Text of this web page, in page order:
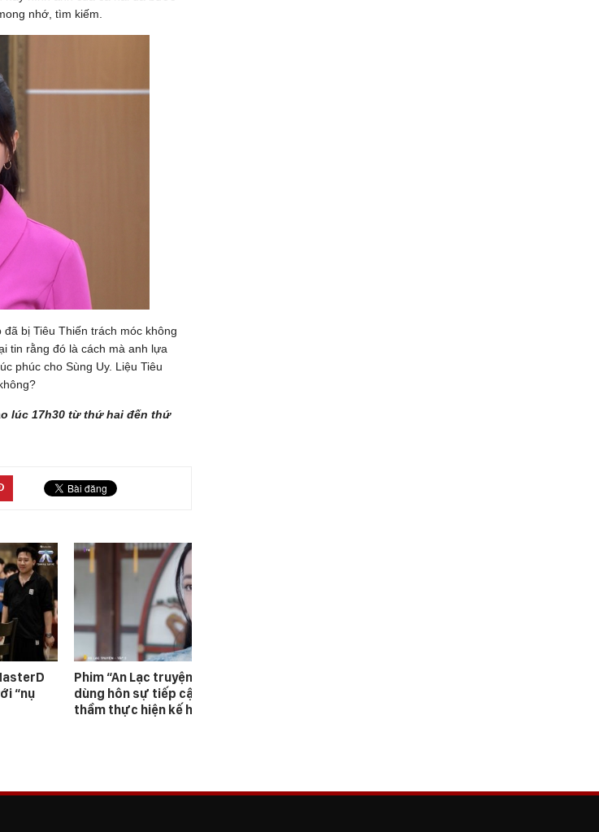
nhớ, tìm kiếm.
bị Tiêu Thiến trách móc không
tin rằng đó là cách mà anh lựa
phúc cho Sùng Uy. Liệu Tiêu
lúc 17h30 từ thứ hai đến thứ
“nụ
Phim “An Lạc truyện”: Nhậm An Lạc
dùng hôn sự tiếp cận Hàn Diệp, âm
thầm thực hiện kế hoạch báo thù